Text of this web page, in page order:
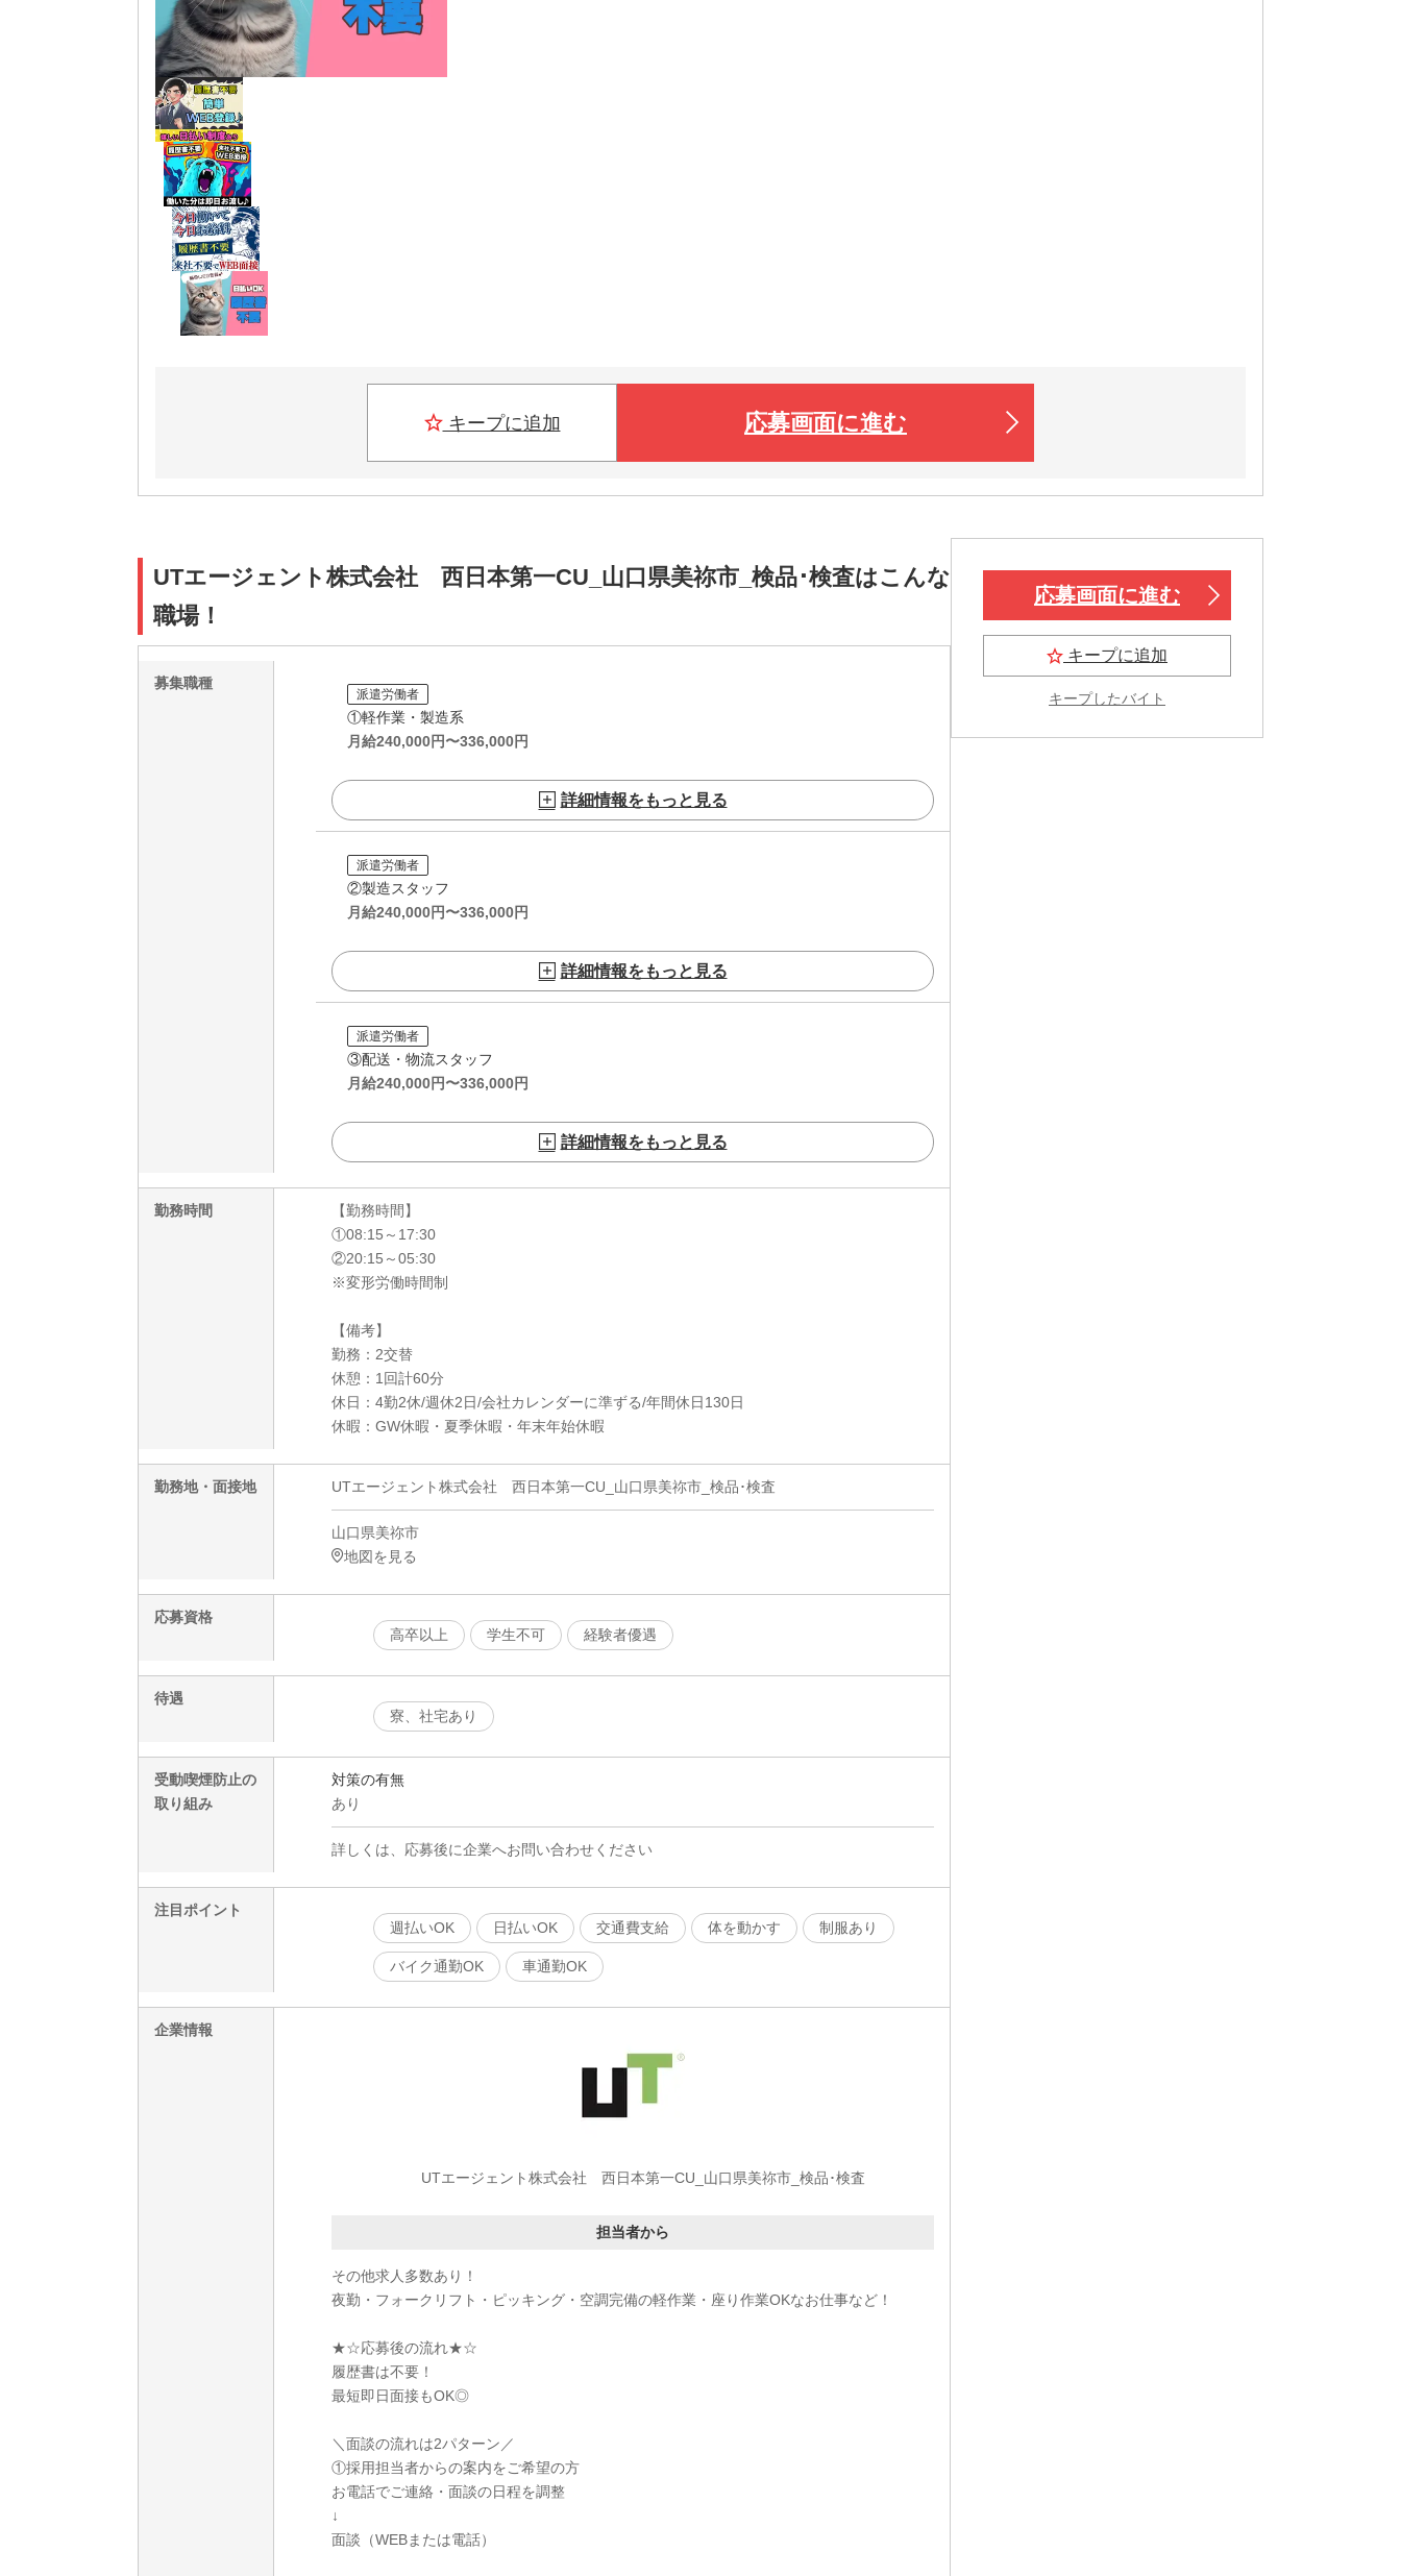
キープに追加 応募画面に進む
UTエージェント株式会社 西日本第一CU_山口県美祢市_検品･検査はこんな
職場！
募集職種
派遣労働者
①軽作業・製造系
月給240,000円〜336,000円
詳細情報をもっと見る
派遣労働者
②製造スタッフ
月給240,000円〜336,000円
詳細情報をもっと見る
派遣労働者
③配送・物流スタッフ
月給240,000円〜336,000円
詳細情報をもっと見る
勤務時間
【勤務時間】
①08:15～17:30
②20:15～05:30
※変形労働時間制
【備考】
勤務：2交替
休憩：1回計60分
休日：4勤2休/週休2日/会社カレンダーに準ずる/年間休日130日
休暇：GW休暇・夏季休暇・年末年始休暇
勤務地・面接地 UTエージェント株式会社 西日本第一CU_山口県美祢市_検品･検査
山口県美祢市
地図を見る
応募資格
高卒以上
学生不可 経験者優遇
待遇
寮、社宅あり
受動喫煙防止の
取り組み
対策の有無
あり
詳しくは、応募後に企業へお問い合わせください
注目ポイント
週払いOK
日払いOK 交通費支給 体を動かす 制服あり
バイク通勤OK 車通勤OK
企業情報
UTエージェント株式会社 西日本第一CU_山口県美祢市_検品･検査
担当者から
その他求人多数あり！
夜勤・フォークリフト・ピッキング・空調完備の軽作業・座り作業OKなお仕事など！
★☆応募後の流れ★☆
履歴書は不要！
最短即日面接もOK◎
＼面談の流れは2パターン／
①採用担当者からの案内をご希望の方
お電話でご連絡・面談の日程を調整
↓
面談（WEBまたは電話）
応募画面に進む
キープに追加
キープしたバイト